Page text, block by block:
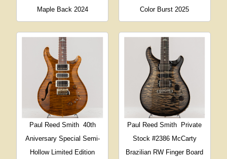
Maple Back 2024
Color Burst 2025
Paul Reed Smith 40th
Aniversary Special Semi-
Hollow Limited Edition
Paul Reed Smith
Private
Stock #2386 McCarty
Brazilian RW Finger Board